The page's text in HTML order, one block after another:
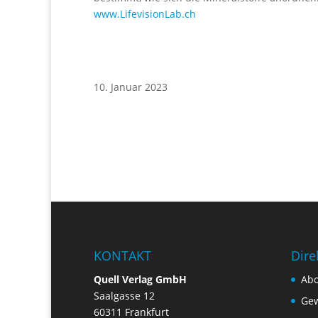
www.LifevisionLab.ch
10. Januar 2023
KONTAKT
Quell Verlag GmbH
Saalgasse 12
60311 Frankfurt